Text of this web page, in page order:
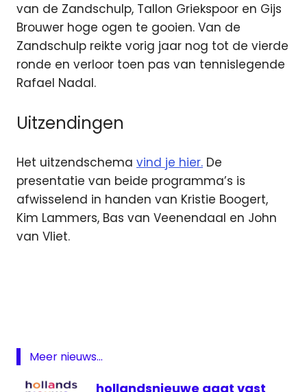
van de Zandschulp, Tallon Griekspoor en Gijs
Brouwer hoge ogen te gooien. Van de
Zandschulp reikte vorig jaar nog tot de vierde
ronde en verloor toen pas van tennislegende
Rafael Nadal.
Uitzendingen
Het uitzendschema vind je hier. De
presentatie van beide programma’s is
afwisselend in handen van Kristie Boogert,
Kim Lammers, Bas van Veenendaal en John
van Vliet.
Sport
Meer nieuws...
hollandsnieuwe gaat vast